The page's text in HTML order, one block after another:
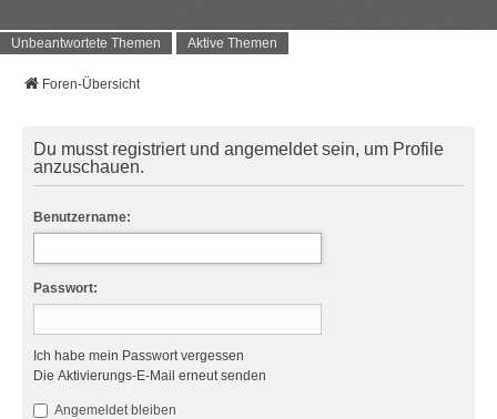
Unbeantwortete Themen Aktive Themen
Foren-Übersicht
Du musst registriert und angemeldet sein, um Profile
anzuschauen.
Benutzername:
Passwort:
Ich habe mein Passwort vergessen
Die Aktivierungs-E-Mail erneut senden
Angemeldet bleiben